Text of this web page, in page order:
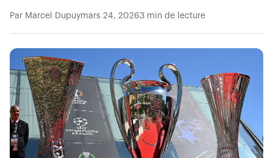
Par Marcel Dupuymars 24, 20263 min de lecture